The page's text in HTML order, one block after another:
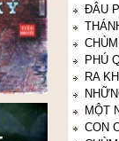
ĐÂU
PHÚ
RA
MỘT
CON